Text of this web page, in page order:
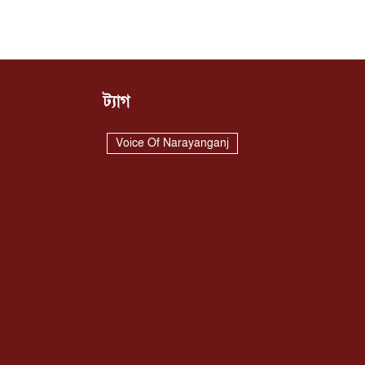
ট্যাগ
Voice Of Narayanganj